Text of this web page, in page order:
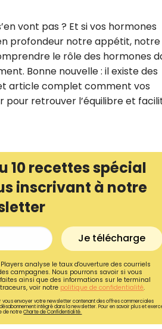
vont pas ? Et si vos hormones
profondeur notre appétit, notre
le rôle des hormones
Bonne nouvelle : il existe des
article complet comment vos
retrouver l’équilibre et
10 recettes spécial
inscrivant à notre
Je télécharge
analyse le taux d'ouverture des courriels
campagnes. Nous pourrons savoir si vous
ainsi que des informations sur le terminal
voir notre politique de confidentialité.
envoyer votre newsletter contenant des offres commerciales
intégré dans la newsletter. Pour en savoir plus et
de notreCharte de Confidentialité.
Recevez